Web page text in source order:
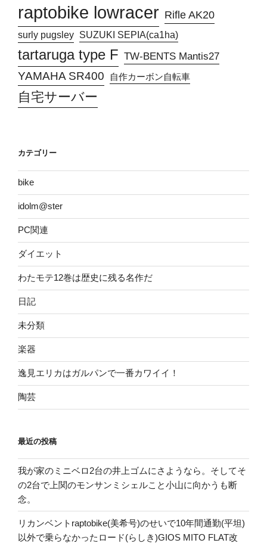
raptobike lowracer Rifle AK20
surly pugsley SUZUKI SEPIA(ca1ha)
tartaruga type F TW-BENTS Mantis27
YAMAHA SR400 自作カーボン自転車
自宅サーバー
カテゴリー
bike
idolm@ster
PC関連
ダイエット
わたモテ12巻は歴史に残る名作だ
日記
未分類
楽器
逸見エリカはガルパンで一番カワイイ！
陶芸
最近の投稿
我が家のミニベロ2台の井上ゴムにさようなら。そしてそ
の2台で上関のモンサンミシェルこと小山に向かうも断
念。
リカンベントraptobike(美希号)のせいで10年間通勤(平坦)
以外で乗らなかったロード(らしき)GIOS MITO FLAT改